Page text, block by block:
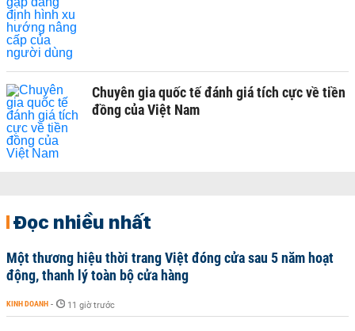
Chuyên gia quốc tế đánh giá tích cực về tiền
đồng của Việt Nam
Đọc nhiều nhất
Một thương hiệu thời trang Việt đóng cửa sau 5 năm hoạt
động, thanh lý toàn bộ cửa hàng
KINH DOANH - 11 giờ trước